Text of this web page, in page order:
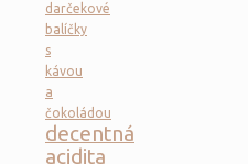
darčekové
balíčky
s
kávou
a
čokoládou
decentná
acidita